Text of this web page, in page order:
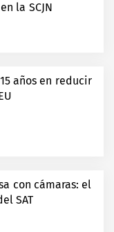
la SCJN
años en reducir
con cámaras: el
SAT